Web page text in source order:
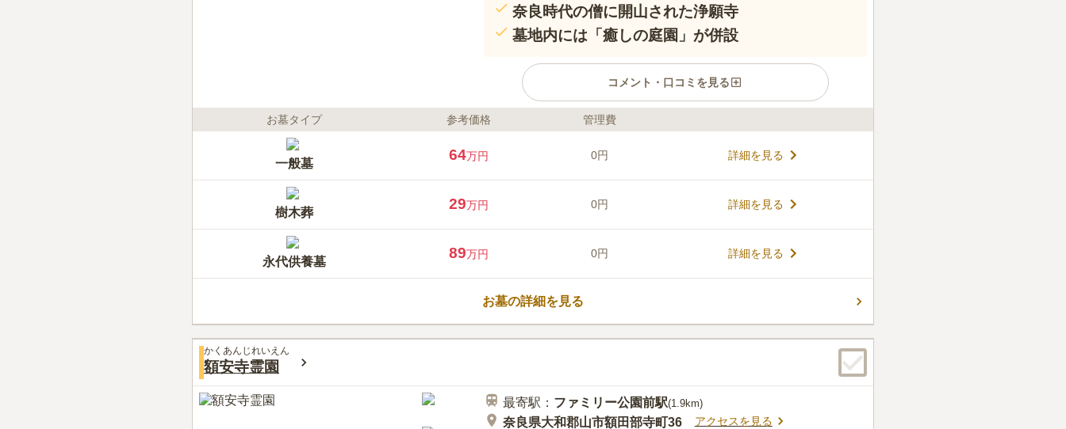
奈良時代の僧に開山された浄願寺
墓地内には「癒しの庭園」が併設
コメント・口コミを見る
ライフドット編集部のコメント
的に有名な歴史深いお寺の墓地です。子宝を求める多くの夫婦
が訪れます。 敷地内には法要施設・休憩所・水場・駐車場など
ら車で約2分と車でアクセスしやすいです。」 墓地周辺には
「二塚古墳」や「しあわせの森公園」などお墓参りの帰りに立
ち寄れるスポットが充実しています。
口コミ評価
この霊園はまだ誰からも評価されていません。
お墓タイプ 参考価格 管理費
一般墓
64万円 0円 詳細を見る
樹木葬
29万円 0円 詳細を見る
永代供養墓
89万円 0円 詳細を見る
お墓の詳細を見る
かくあんじれいえん
額安寺霊園
最寄駅： ファミリー公園前駅(1.9km)
奈良県大和郡山市額田部寺町36 アクセスを見る